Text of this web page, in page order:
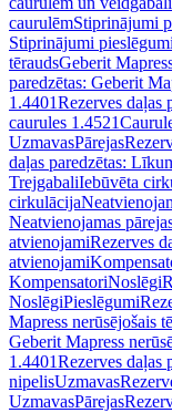
caurulēmStiprinājumi
Stiprinājumi
tēraudsGeberit
paredzētas: Geberit
1.4401Rezerves daļas
caurules 1.4521
UzmavasPārejas
daļas paredzētas:
TrejgabaliIebūvēta
cirkulācija
Neatvienojamas
atvienojamiRezerves
atvienojami
KompensatoriNoslēgi
NoslēgiPieslēgumi
Mapress nerūsējošais
Geberit Mapress
1.4401Rezerves daļas
nipelisUzmavas
UzmavasPārejas